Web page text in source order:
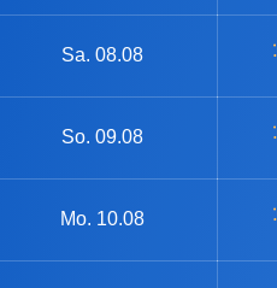
Sa. 08.08
So. 09.08
Mo. 10.08